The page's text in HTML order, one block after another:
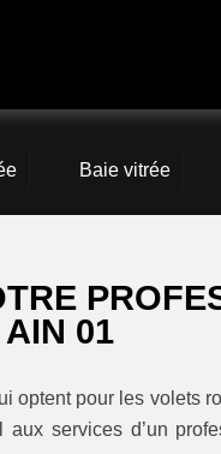
Baie vitrée
01
optent pour les volets
services d’un